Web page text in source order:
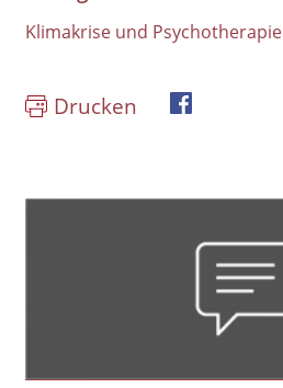
Klimakrise und Psychotherapie
Drucken